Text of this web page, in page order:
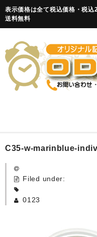
表示価格は全て税込価格・税
送料無料
HOME
卒園記念品
カード付フォトフレーム
C35-w-marinblue-
Filed under:
0123